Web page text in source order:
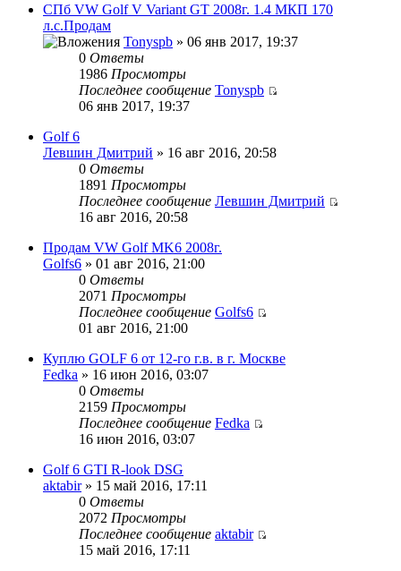
СПб VW Golf V Variant GT 2008г. 1.4 МКП 170
л.с.Продам
Tonyspb » 06 янв 2017, 19:37
0 Ответы
1986 Просмотры
Последнее сообщение Tonyspb
06 янв 2017, 19:37
Golf 6
Левшин Дмитрий » 16 авг 2016, 20:58
0 Ответы
1891 Просмотры
Последнее сообщение Левшин Дмитрий
16 авг 2016, 20:58
Продам VW Golf MK6 2008г.
Golfs6 » 01 авг 2016, 21:00
0 Ответы
2071 Просмотры
Последнее сообщение Golfs6
01 авг 2016, 21:00
Куплю GOLF 6 от 12-го г.в. в г. Москве
Fedka » 16 июн 2016, 03:07
0 Ответы
2159 Просмотры
Последнее сообщение Fedka
16 июн 2016, 03:07
Golf 6 GTI R-look DSG
aktabir» 15 май 2016, 17:11
0 Ответы
2072 Просмотры
Последнее сообщение aktabir
15 май 2016, 17:11